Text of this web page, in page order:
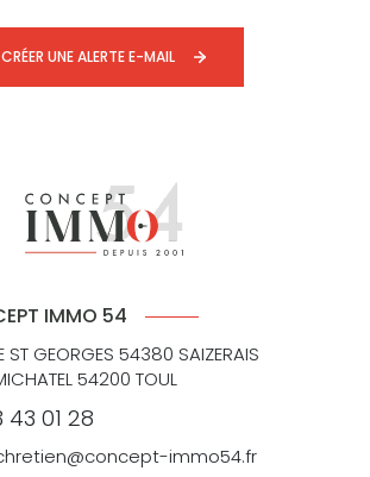
CRÉER UNE ALERTE E-MAIL
IMMO 54
ST GEORGES 54380 SAIZERAIS
54200 TOUL
43 01 28
immo54.fr